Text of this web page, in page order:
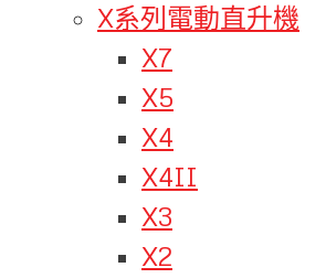
X系列電動直升機
X7
X5
X4
X4II
X3
X2